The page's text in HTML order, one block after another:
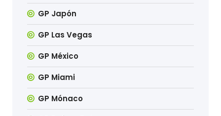
GP Japón
GP Las Vegas
GP México
GP Miami
GP Mónaco